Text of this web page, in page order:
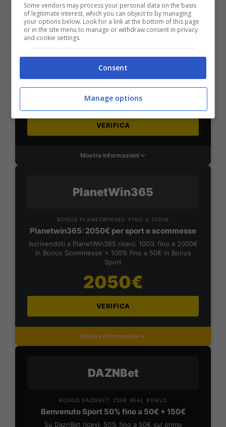
SNAI
Bonus Benvenuto Sport: fino a 1.000€
50% sul deposito fino a 50€
1000€
VERIFICA
Mostra Informazioni
PlanetWin365
BONUS PLANETWIN365: FINO A 2050€
Planetwin365: 2050€ per sport e scommesse
Iscrivendoti a PlanetWin365 ricevi: 100% fino a 2000€
in Bonus Scommesse + 100% fino a 50€ in Bonus
Sport
2050€
VERIFICA
Mostra Informazioni
DAZNBet
BONUS DAZNBET: 200€ REAL BONUS
Benvenuto Sport 50% fino a 50€ + 150€
Su DaznBet ricevi: 50% fino a 50€ sul primo
Some vendors may process your personal data on the basis
of legitimate interest, which you can object to by managing
your options below. Look for a link at the bottom of this page
or in the site menu to manage or withdraw consent in privacy
and cookie settings.
Consent
Manage options